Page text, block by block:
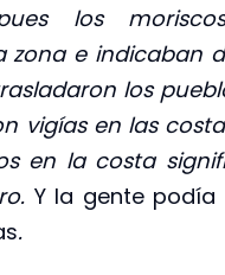
los
zona e indicaban
los
vigías en las
en la costa
Y la gente podía
.